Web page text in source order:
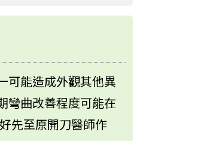
可能造成外觀其他異
彎曲改善程度可能在
先至原開刀醫師作